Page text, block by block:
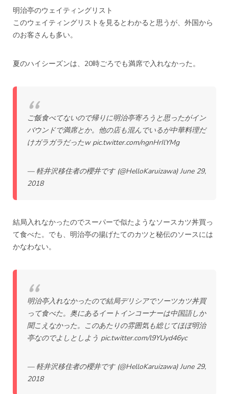
明治亭のウェイティングリスト
このウェイティングリストを見るとわかると思うが、外国から
のお客さんも多い。
夏のハイシーズンは、20時ごろでも満席で入れなかった。
ご飯食べてないので帰りに明治亭寄ろうと思ったがイン
バウンドで満席とか。他の店も混んでいるが中華料理だ
けガラガラだったw pic.twitter.com/ngnHrIlYMg
— 軽井沢移住者の櫻井です (@HelloKaruizawa)June 29,
2018
結局入れなかったのでスーパーで似たようなソースカツ丼買っ
て食べた。でも、明治亭の揚げたてのカツと秘伝のソースには
かなわない。
明治亭入れなかったので結局デリシアでソーツカツ丼買
って食べた。奥にあるイートインコーナーは中国語しか
聞こえなかった。このあたりの雰囲気も総じてほぼ明治
亭なのでよしとしよう pic.twitter.com/l9YUyd46yc
— 軽井沢移住者の櫻井です (@HelloKaruizawa)June 29,
2018